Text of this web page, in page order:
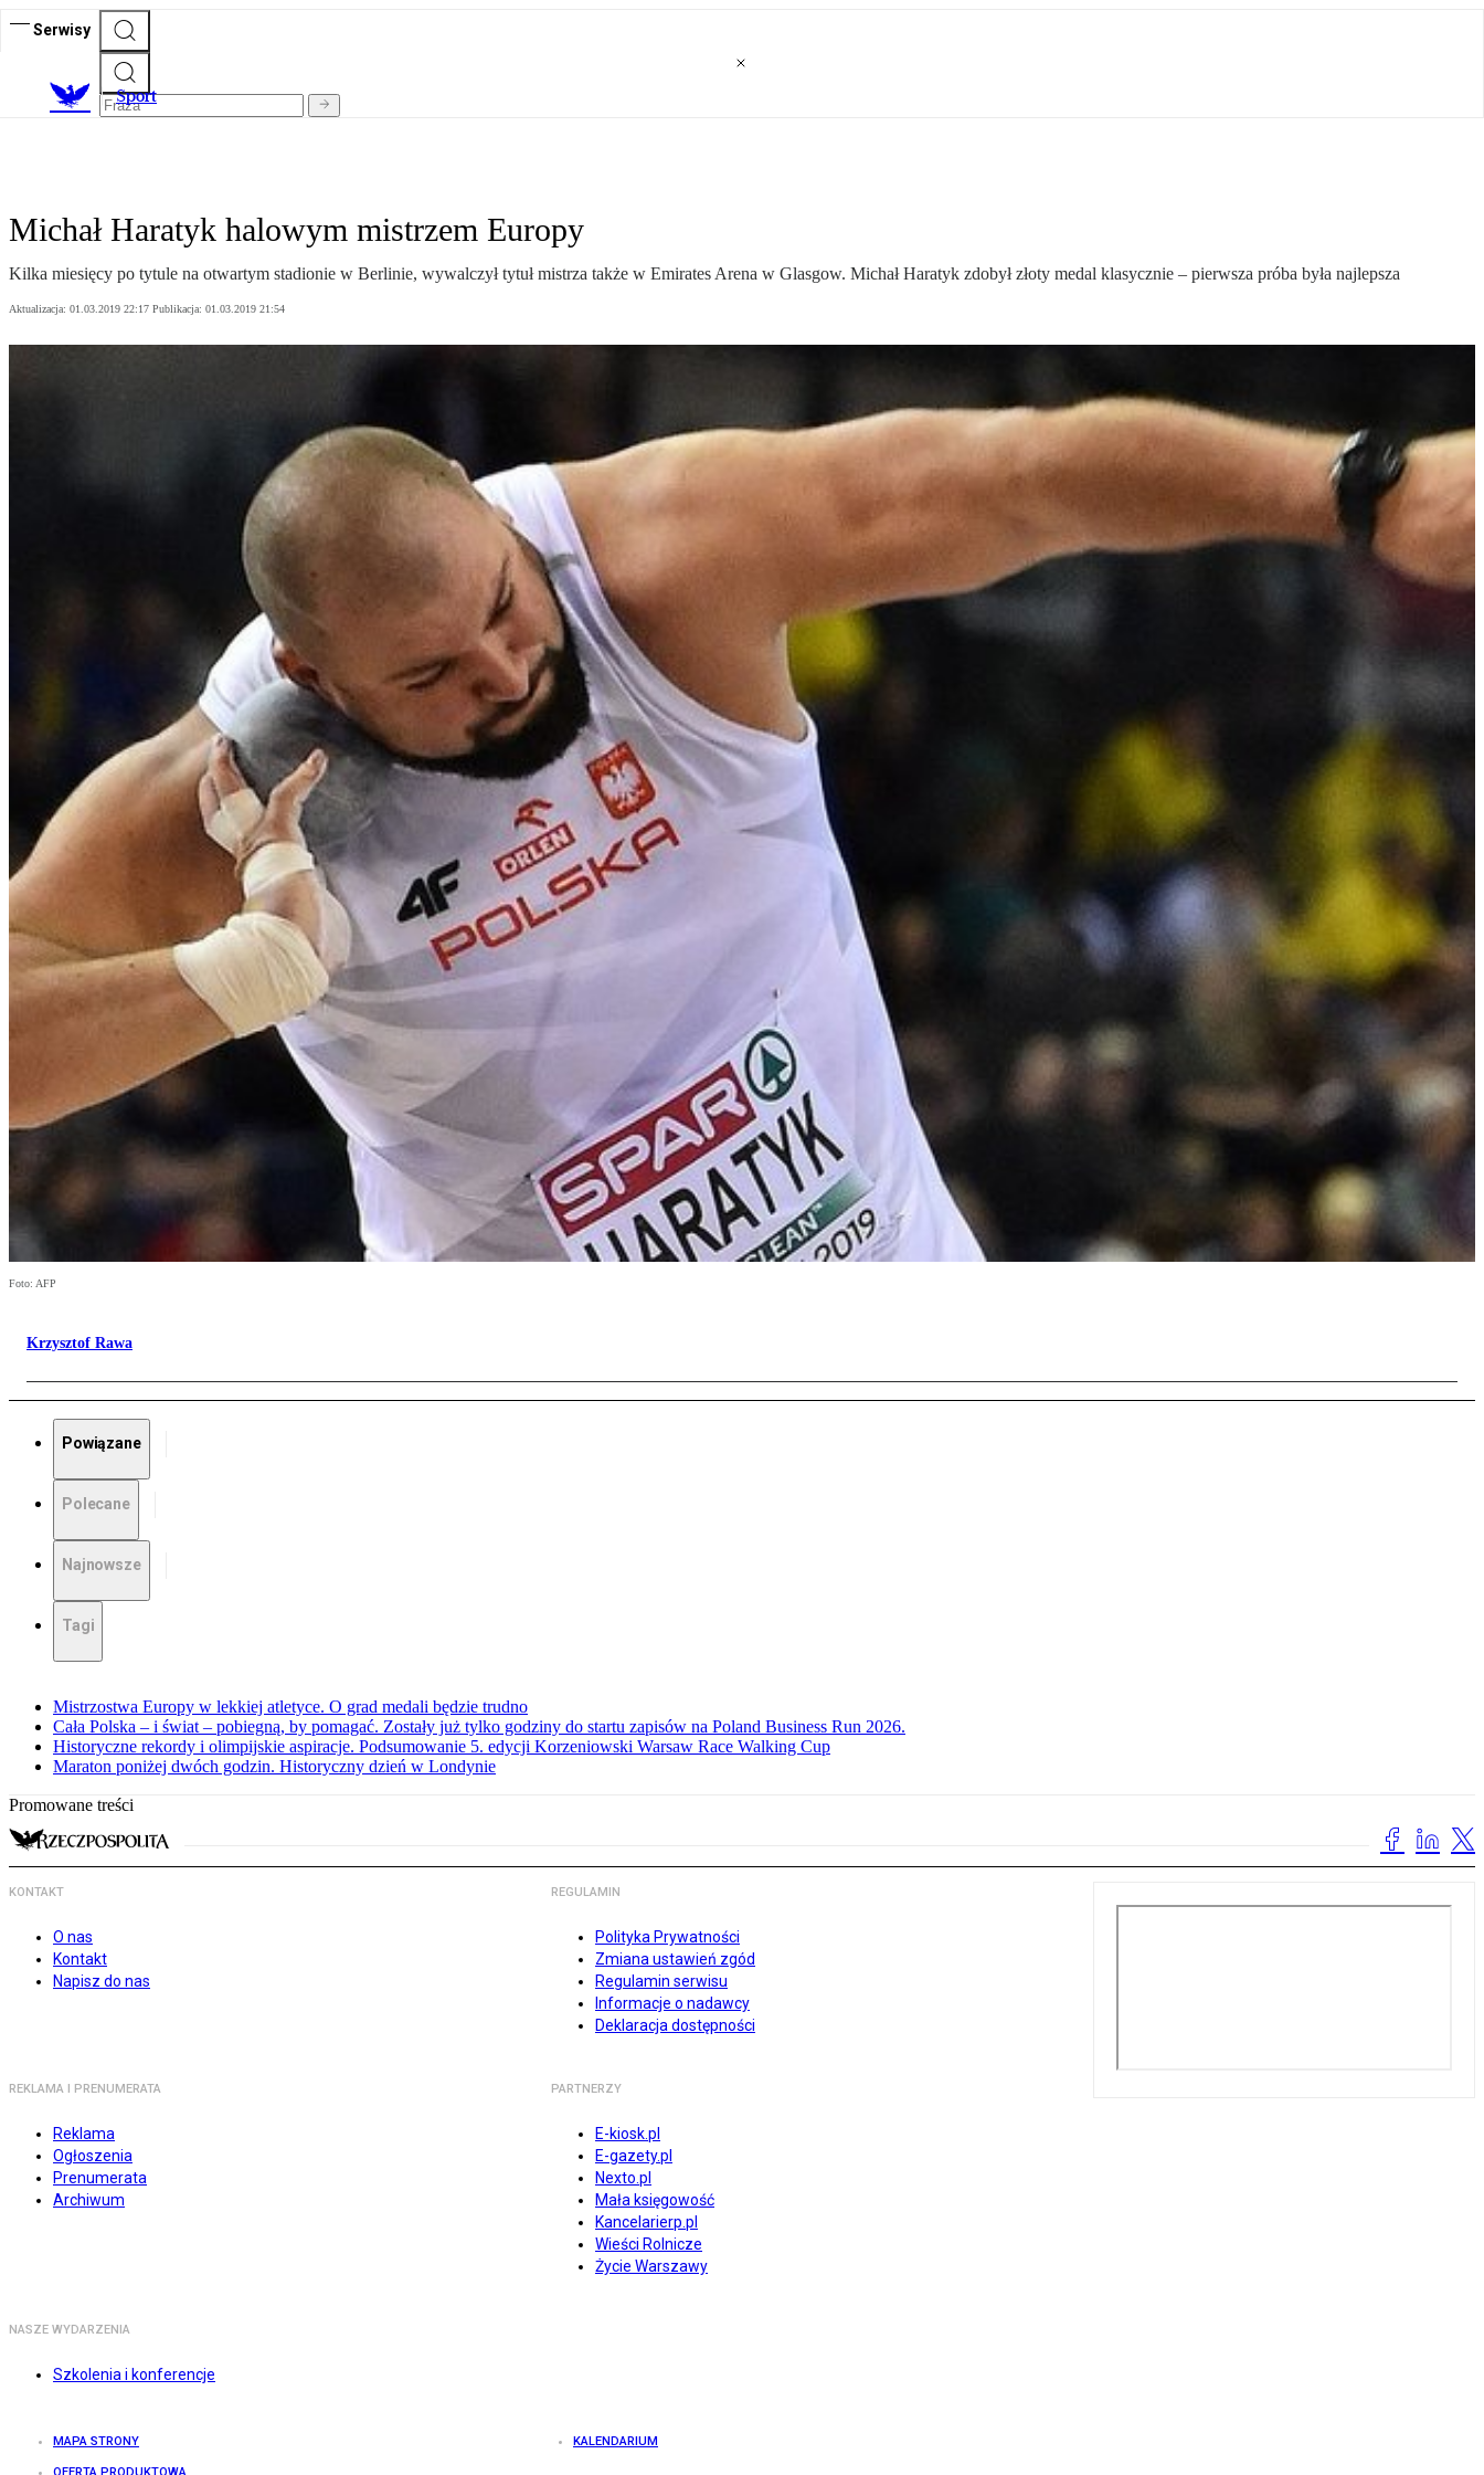
Serwisy
Sport
Michał Haratyk halowym mistrzem Europy
Kilka miesięcy po tytule na otwartym stadionie w Berlinie, wywalczył tytuł mistrza także w Emirates Arena w Glasgow. Michał Haratyk zdobył złoty medal klasycznie – pierwsza próba była najlepsza
Aktualizacja: 01.03.2019 22:17 Publikacja: 01.03.2019 21:54
Foto: AFP
Krzysztof Rawa
Powiązane
Polecane
Najnowsze
Tagi
Mistrzostwa Europy w lekkiej atletyce. O grad medali będzie trudno
Cała Polska – i świat – pobiegną, by pomagać. Zostały już tylko godziny do startu zapisów na Poland Business Run 2026.
Historyczne rekordy i olimpijskie aspiracje. Podsumowanie 5. edycji Korzeniowski Warsaw Race Walking Cup
Maraton poniżej dwóch godzin. Historyczny dzień w Londynie
Promowane treści
KONTAKT
O nas
Kontakt
Napisz do nas
REGULAMIN
Polityka Prywatności
Zmiana ustawień zgód
Regulamin serwisu
Informacje o nadawcy
Deklaracja dostępności
REKLAMA I PRENUMERATA
Reklama
Ogłoszenia
Prenumerata
Archiwum
PARTNERZY
E-kiosk.pl
E-gazety.pl
Nexto.pl
Mała księgowość
Kancelarierp.pl
Wieści Rolnicze
Życie Warszawy
NASZE WYDARZENIA
Szkolenia i konferencje
MAPA STRONY KALENDARIUM